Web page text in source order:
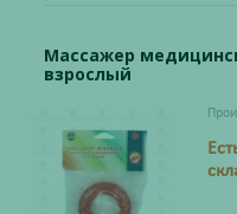
Массажер
взрослый